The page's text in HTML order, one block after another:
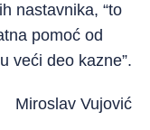
nastavnika, “to
pomoć od
veći deo kazne”.
Miroslav Vujović